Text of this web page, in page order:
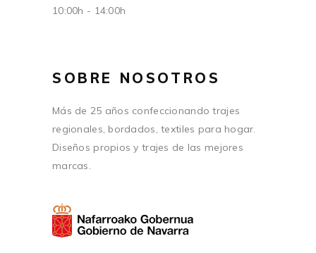
10:00h - 14:00h
SOBRE NOSOTROS
Más de 25 años confeccionando trajes
regionales, bordados, textiles para hogar.
Diseños propios y trajes de las mejores
marcas.